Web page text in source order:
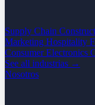
Supply Chain
Marketing Hospitality
Consumer Electronics
See all industrias →
Nosotros